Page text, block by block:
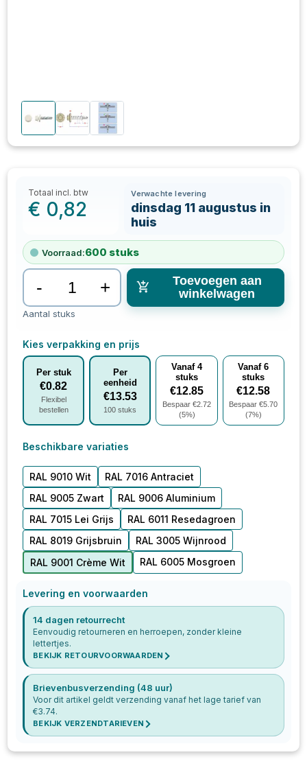
Totaal incl. btw
€ 0,82
Verwachte levering
dinsdag 11 augustus in
huis
Voorraad:600 stuks
- +
Toevoegen aan
winkelwagen
Aantal stuks
Kies verpakking en prijs
Per stuk
€0.82
Flexibel
bestellen
Per
eenheid
€13.53
100 stuks
Vanaf4
stuks
€12.85
Bespaar €2.72
(5%)
Vanaf6
stuks
€12.58
Bespaar €5.70
(7%)
Beschikbare variaties
RAL 9010 Wit
RAL 7016 Antraciet
RAL 9005 Zwart
RAL 9006 Aluminium
RAL 7015 Lei Grijs
RAL 6011 Resedagroen
RAL 8019 Grijsbruin
RAL 3005 Wijnrood
RAL 9001 Crème Wit
RAL 6005 Mosgroen
Levering en voorwaarden
14 dagen retourrecht
Eenvoudig retourneren en herroepen, zonder kleine
lettertjes.
BEKIJK RETOURVOORWAARDEN
Brievenbusverzending (48 uur)
Voor dit artikel geldt verzending vanaf het lage tarief van
€3.74.
BEKIJK VERZENDTARIEVEN